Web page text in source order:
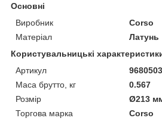
Основні
Виробник
Corso
Матеріал
Латунь
Користувальницькі
Артикул
9680503
Маса брутто, кг
0.567
Розмір
Ø213
Торгова марка
Corso